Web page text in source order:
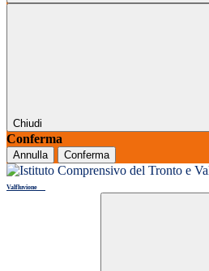
Chiudi
Conferma
Annulla Conferma
Valfluvione